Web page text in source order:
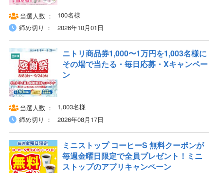
当選人数
100名様
締め切り
2026年10月01日
ニトリ商品券1,000〜1万円を1,003名様に
その場で当たる・毎日応募・Xキャンペー
ン
当選人数
1,003名様
締め切り
2026年08月17日
ミニストップ コーヒーS 無料クーポンが
毎週金曜日限定で全員プレゼント！ミニ
ストップのアプリキャンペーン